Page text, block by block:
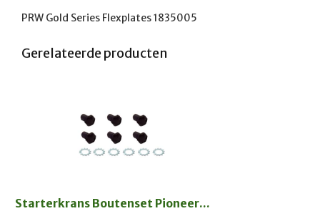
PRW Gold Series Flexplates 1835005
Gerelateerde producten
Starterkrans Boutenset Pioneer...